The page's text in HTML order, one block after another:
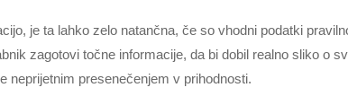
je ta lahko zelo natančna, če so vhodni podatki
zagotovi točne informacije, da bi dobil realno sliko o
neprijetnim presenečenjem v prihodnosti.